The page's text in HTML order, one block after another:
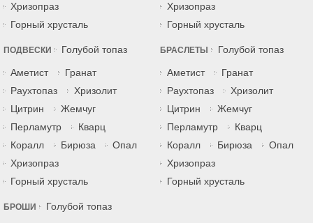
Хризопраз
Горный хрусталь
Хризопраз
Горный хрусталь
ПОДВЕСКИ Голубой топаз
Аметист
Гранат
Раухтопаз
Хризолит
Цитрин
Жемчуг
Перламутр
Кварц
Коралл
Бирюза
Опал
Хризопраз
Горный хрусталь
БРАСЛЕТЫ Голубой топаз
Аметист
Гранат
Раухтопаз
Хризолит
Цитрин
Жемчуг
Перламутр
Кварц
Коралл
Бирюза
Опал
Хризопраз
Горный хрусталь
БРОШИ Голубой топаз